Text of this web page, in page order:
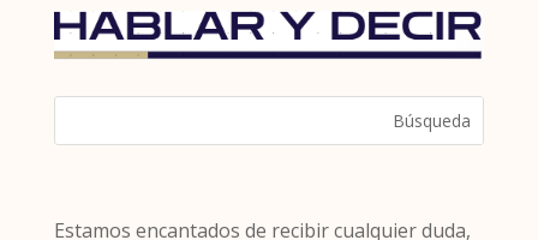
Estamos encantados de recibir cualquier duda,